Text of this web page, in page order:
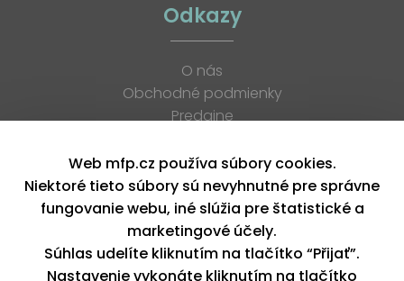
Odkazy
O nás
Obchodné podmienky
Predajne
K stiahnutiu
Blog
Kontakt
Kariéra
XML feed
Web mfp.cz používa súbory cookies.
Niektoré tieto súbory sú nevyhnutné pre správne
fungovanie webu, iné slúžia pre štatistické a
marketingové účely.
Súhlas udelíte kliknutím na tlačítko “Přijať”.
Nastavenie vykonáte kliknutím na tlačítko